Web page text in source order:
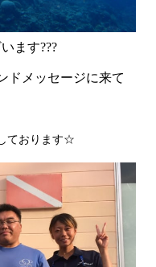
ます???
ドメッセージに来て
ております☆